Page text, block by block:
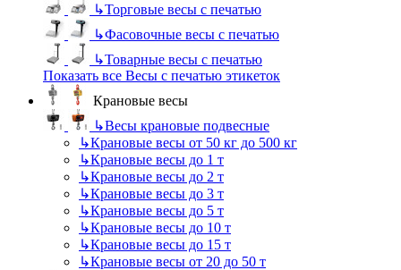
↳Торговые весы с печатью
↳Фасовочные весы с печатью
↳Товарные весы с печатью
Показать все Весы с печатью этикеток
Крановые весы
↳Весы крановые подвесные
↳Крановые весы от 50 кг до 500 кг
↳Крановые весы до 1 т
↳Крановые весы до 2 т
↳Крановые весы до 3 т
↳Крановые весы до 5 т
↳Крановые весы до 10 т
↳Крановые весы до 15 т
↳Крановые весы от 20 до 50 т